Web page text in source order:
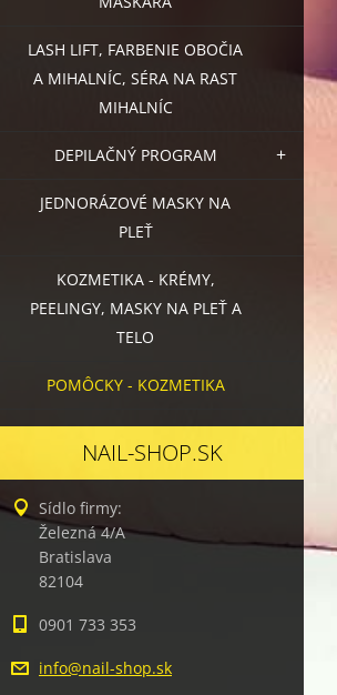
LASH LIFT, FARBENIE OBOČIA
A MIHALNÍC, SÉRA NA RAST
MIHALNÍC
DEPILAČNÝ PROGRAM
JEDNORÁZOVÉ MASKY NA
PLEŤ
KOZMETIKA - KRÉMY,
PEELINGY, MASKY NA PLEŤ A
TELO
POMÔCKY - KOZMETIKA
NAIL-SHOP.SK
Sídlo firmy:
Železná 4/A
Bratislava
82104
0901 733 353
info@nail-shop.sk